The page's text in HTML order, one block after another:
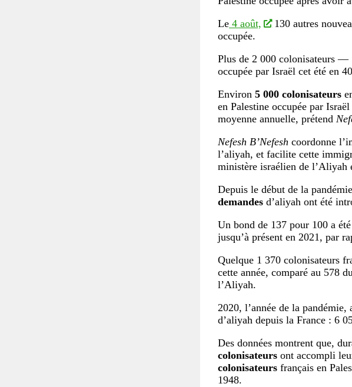
Le 4 août,
130 autres
occupée.
Plus de 2 000 colonisateurs —
occupée par Israël cet été en
Environ 5 000 colonisateurs
en Palestine occupée par
moyenne annuelle, prétend
Nefesh B’Nefesh coordonne
l’aliyah, et facilite cette
ministère israélien de l’Aliyah
Depuis le début de la
demandes d’aliyah ont été
Un bond de 137 pour 100 a
jusqu’à présent en 2021, par
Quelque 1 370 colonisateurs
cette année, comparé au 578
l’Aliyah.
2020, l’année de la
d’aliyah depuis la France : 6
Des données montrent que,
colonisateurs ont accompli
colonisateurs français en
1948.